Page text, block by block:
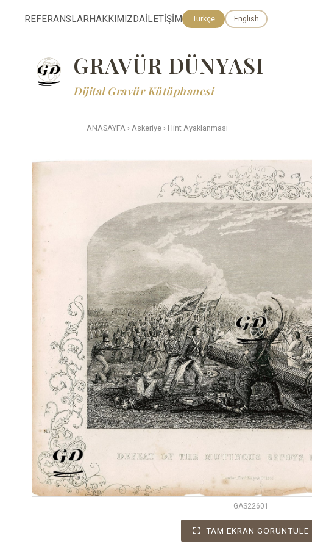
REFERANSLARHAKKIMIZDAİLETİŞİM Türkçe English
GRAVÜR DÜNYASI
Dijital Gravür Kütüphanesi
ANASAYFA › Askeriye › Hint Ayaklanması
GAS22601
TAM EKRAN GÖRÜNTÜLE